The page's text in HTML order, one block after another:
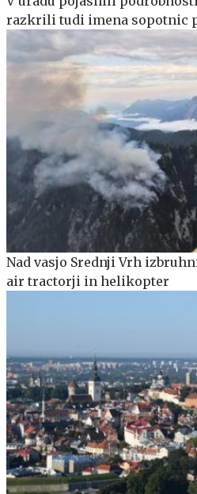
razkrili tudi imena sopotnic
Nad vasjo Srednji Vrh
air tractorji in helikopter